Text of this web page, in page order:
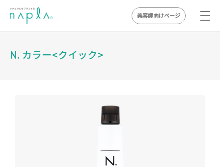
美容師向けページ
N. カラー<クイック>